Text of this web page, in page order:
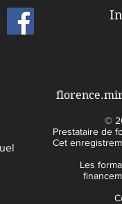
en
©
Prestataire de
Cet
Les